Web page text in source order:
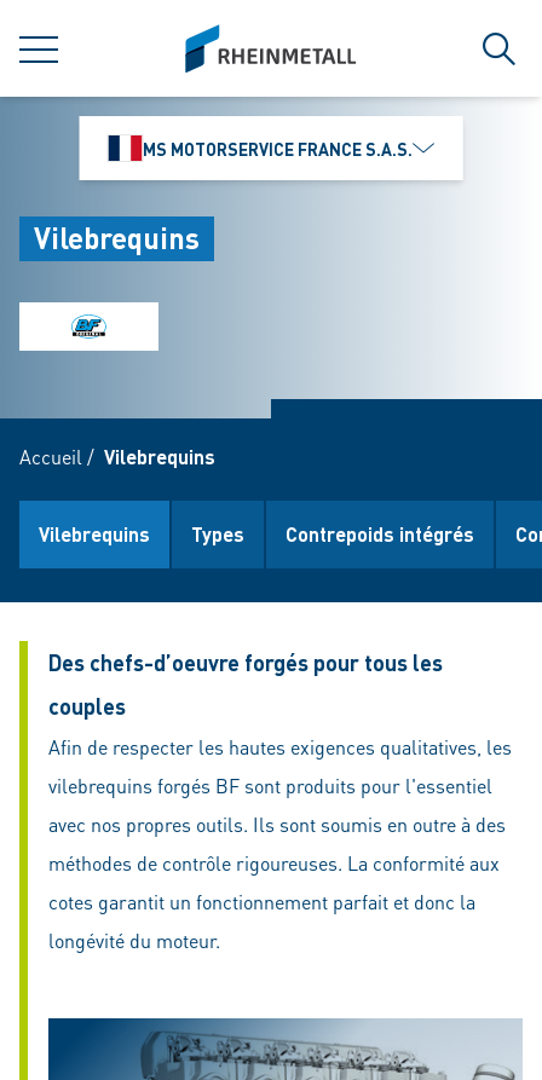
MENU
siteLogo
MS MOTORSERVICE FRANCE S.A.S.
Vilebrequins
Accueil / Vilebrequins
Vilebrequins Types Contrepoids intégrés
Des chefs-d’oeuvre forgés pour tous les
couples
Afin de respecter les hautes exigences qualitatives, les
vilebrequins forgés BF sont produits pour l'essentiel
avec nos propres outils. Ils sont soumis en outre à des
méthodes de contrôle rigoureuses. La conformité aux
cotes garantit un fonctionnement parfait et donc la
longévité du moteur.